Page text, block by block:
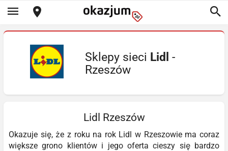
Sklepy sieci Lidl -
Rzeszów
Lidl Rzeszów
Okazuje się, że z roku na rok Lidl w Rzeszowie ma coraz
większe grono klientów i jego oferta cieszy się bardzo